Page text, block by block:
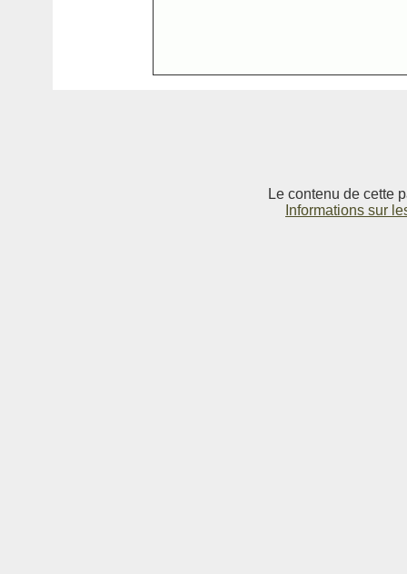
Le contenu de cette
Informations sur